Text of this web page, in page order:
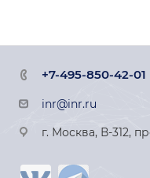
+7-495-850-42-01
inr@inr.ru
г. Москва, В-312,